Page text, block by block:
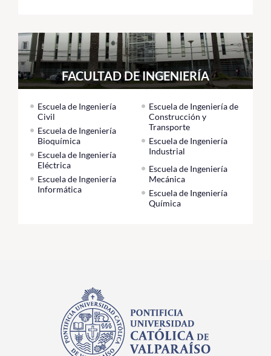
FACULTAD DE INGENIERÍA
Escuela de Ingeniería
Civil
Escuela de Ingeniería
Bioquímica
Escuela de Ingeniería
Eléctrica
Escuela de Ingeniería
Informática
Escuela de Ingeniería de
Construcción y
Transporte
Escuela de Ingeniería
Industrial
Escuela de Ingeniería
Mecánica
Escuela de Ingeniería
Química